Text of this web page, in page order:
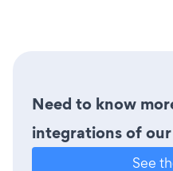
Need to know
integrations of
See